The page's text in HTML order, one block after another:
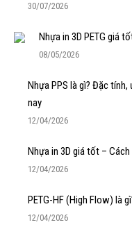
30/07/2026
Nhựa in 3D PETG giá
08/05/2026
Nhựa PPS là gì? Đặc
nay
12/04/2026
Nhựa in 3D giá tốt –
12/04/2026
PETG-HF (High Flow) là
12/04/2026